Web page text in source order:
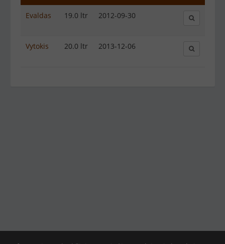
Evaldas 19.0 ltr 2012-09-30
Vytokis 20.0 ltr 2013-12-06